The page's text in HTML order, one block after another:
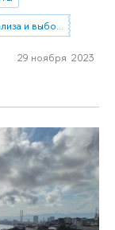
Международный центр анализа и выбора решений
29 ноября 2023